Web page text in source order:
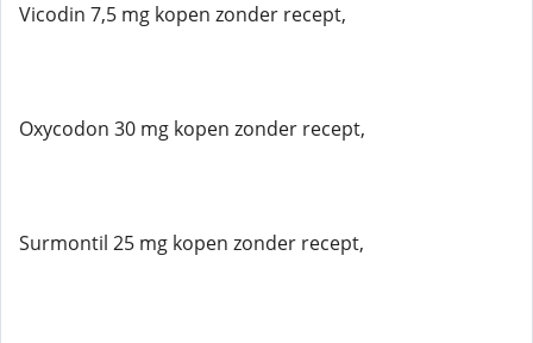
Vicodin 7,5 mg kopen zonder recept,
Oxycodon 30 mg kopen zonder recept,
Surmontil 25 mg kopen zonder recept,